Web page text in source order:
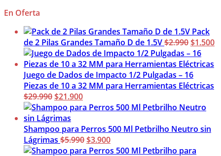
En Oferta
Pack
de 2 Pilas Grandes Tamaño D de 1.5V$2.990El
precio
original
era:
$2.990.
$1.500El
Juego de Dados de Impacto 1/2 Pulgadas – 16
Piezas de 10 a 32 MM para Herramientas Eléctricas
$29.990El
precio
original
era:
$29.990.
$21.900El
precio
es:
$21.900.
Shampoo para Perros 500 Ml Petbrilho Neutro sin
Lágrimas $5.990El
precio
$3.900El
precio